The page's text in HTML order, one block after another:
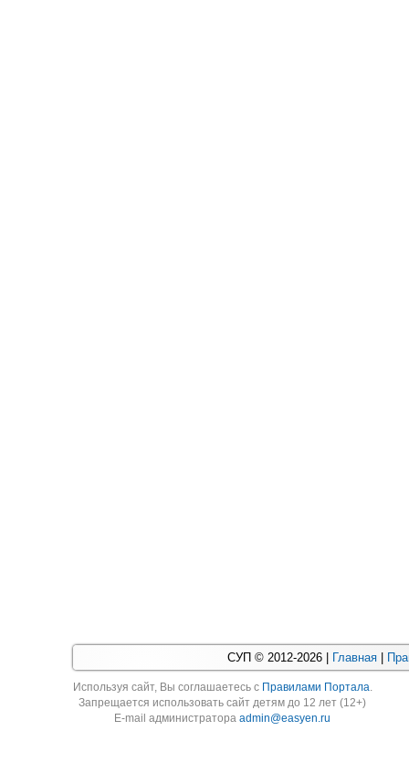
СУП © 2012-2026 | Главная
Используя cайт, Вы соглашаетесь с Правилами Портала.
Запрещается использовать сайт детям до 12 лет (12+)
E-mail администратораadmin@easyen.ru